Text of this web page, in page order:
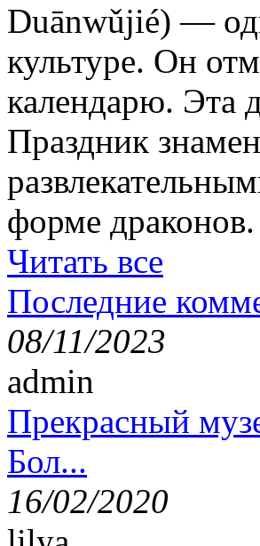
Duānwǔjié) —
культуре. Он
календарю. Эта
Праздник
форме драконов.
Читать все
Последние
08/11/2023
admin
Прекрасный
Бол...
16/02/2020